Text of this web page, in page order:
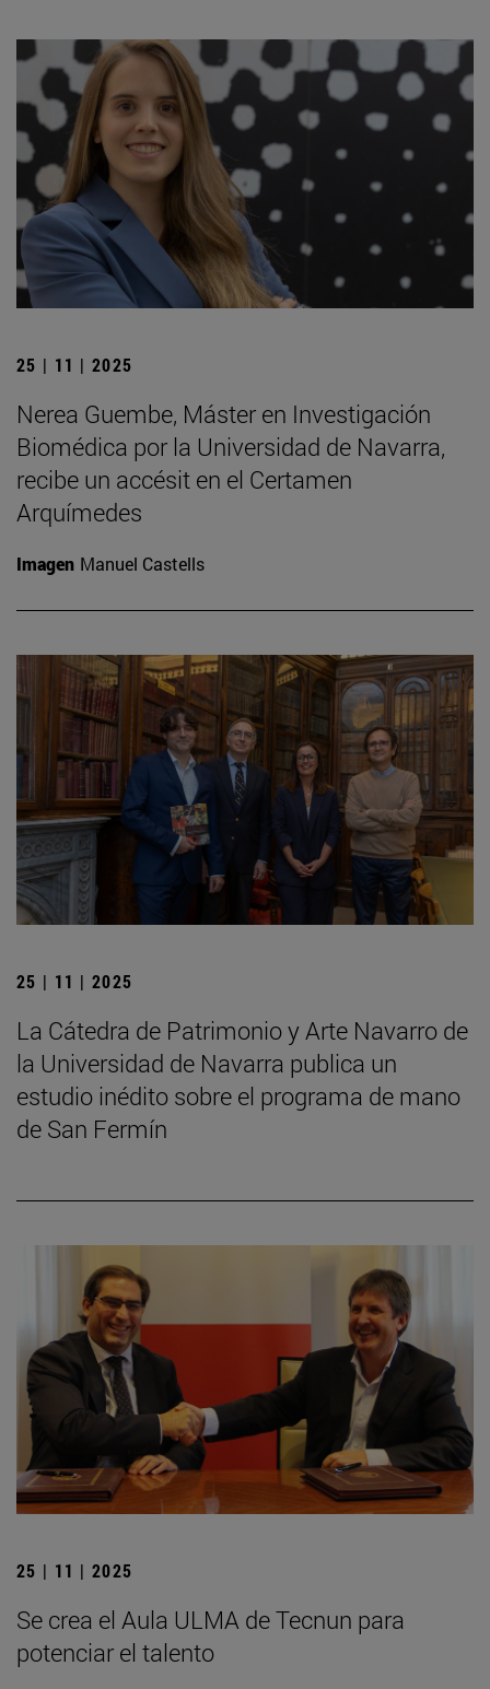
25 | 11 | 2025
Nerea Guembe, Máster en Investigación
Biomédica por la Universidad de Navarra,
recibe un accésit en el Certamen
Arquímedes
Imagen Manuel Castells
25 | 11 | 2025
La Cátedra de Patrimonio y Arte Navarro de
la Universidad de Navarra publica un
estudio inédito sobre el programa de mano
de San Fermín
25 | 11 | 2025
Se crea el Aula ULMA de Tecnun para
potenciar el talento